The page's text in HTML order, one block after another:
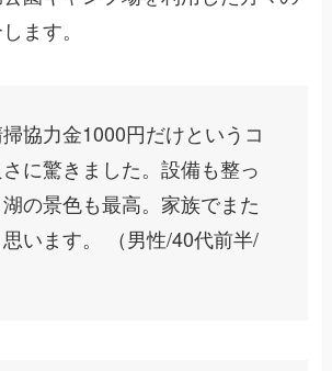
ます。
協力金1000円だけというコ
に驚きました。設備も整っ
の景色も最高。家族でまた
います。 （男性/40代前半/